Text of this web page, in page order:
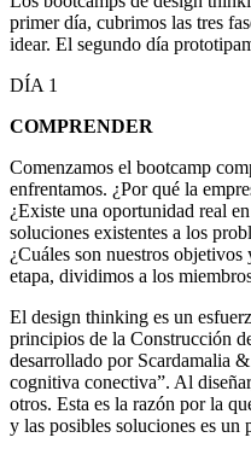
primer día, cubrimos las tres
idear. El segundo día
DÍA 1
COMPRENDER
Comenzamos el bootcamp
enfrentamos. ¿Por qué la
¿Existe una oportunidad real
soluciones existentes a los
¿Cuáles son nuestros
etapa, dividimos a los
El design thinking es un
principios de la Construcción
desarrollado por Scardamalia
cognitiva conectiva”. Al
otros. Esta es la razón por la
y las posibles soluciones es un